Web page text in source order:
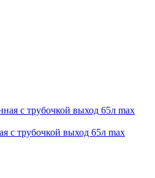
с трубочкой выход 65л max